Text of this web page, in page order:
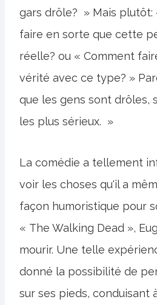
gars drôle? » Mais plutôt:
faire en sorte que cette
réelle? ou « Comment
vérité avec ce type? »
que les gens sont drôles,
les plus sérieux. »
La comédie a tellement
voir les choses qu'il a
façon humoristique pour
« The Walking Dead »,
mourir. Une telle
donné la possibilité de
sur ses pieds, conduisant